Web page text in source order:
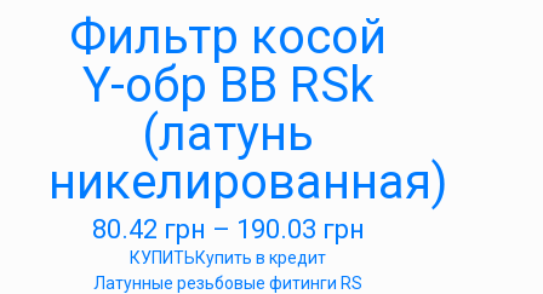
Фильтр косой
Y-обр ВВ RSk
(латунь
никелированная)
80.42 грн – 190.03 грн
КУПИТЬКупить в кредит
Латунные резьбовые фитинги RS